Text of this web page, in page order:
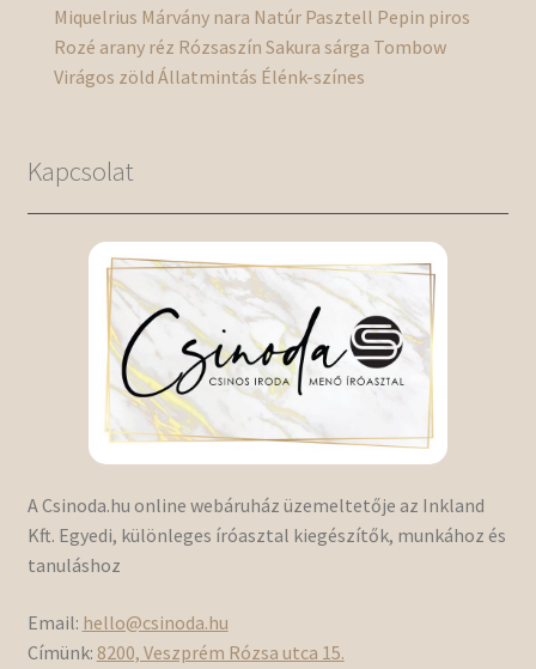
Miquelrius Márvány nara Natúr Pasztell Pepin piros
Rozé arany réz Rózsaszín Sakura sárga Tombow
Virágos zöld Állatmintás Élénk-színes
Kapcsolat
A Csinoda.hu online webáruház üzemeltetője az Inkland
Kft. Egyedi, különleges íróasztal kiegészítők, munkához és
tanuláshoz
Email: hello@csinoda.hu
Címünk: 8200, Veszprém Rózsa utca 15.